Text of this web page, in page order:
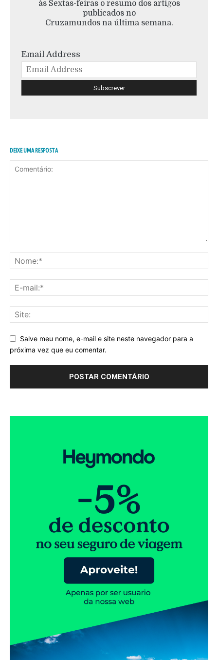
às Sextas-feiras o resumo dos artigos
publicados no
Cruzamundos na última semana.
Email Address
DEIXE UMA RESPOSTA
Salve meu nome, e-mail e site neste navegador para a
próxima vez que eu comentar.